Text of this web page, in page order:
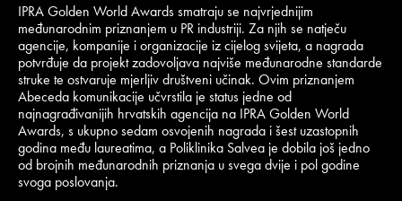
IPRA Golden World Awards smatraju se najvrjednijim
međunarodnim priznanjem u PR industriji. Za njih se natječu
agencije, kompanije i organizacije iz cijelog svijeta, a nagrada
potvrđuje da projekt zadovoljava najviše međunarodne standarde
struke te ostvaruje mjerljiv društveni učinak. Ovim priznanjem
Abeceda komunikacije učvrstila je status jedne od
najnagrađivanijih hrvatskih agencija na IPRA Golden World
Awards, s ukupno sedam osvojenih nagrada i šest uzastopnih
godina među laureatima, a Poliklinika Salvea je dobila još jedno
od brojnih međunarodnih priznanja u svega dvije i pol godine
svoga poslovanja.